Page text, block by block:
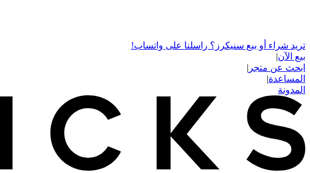
تريد شراء أو بيع سنيكرز؟ راسلنا على واتساب!
بيع الآن|
ابحث عن متجر |
المساعدة|
المدونة